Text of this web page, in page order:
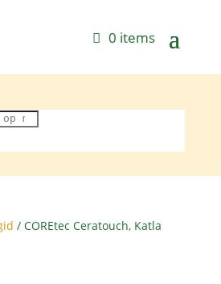
0 items
/ COREtec Ceratouch, Katla